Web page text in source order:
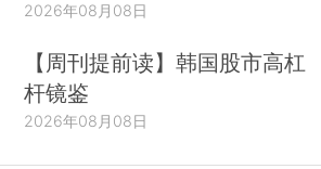
2026年08月08日
【周刊提前读】韩国股市高杠
杆镜鉴
2026年08月08日